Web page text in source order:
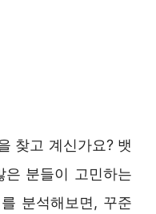
찾고 계신가요? 뱃
분들이 고민하는
분석해보면, 꾸준